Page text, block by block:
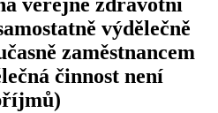
veřejné zdravotní
výdělečně
zaměstnancem
činnost není